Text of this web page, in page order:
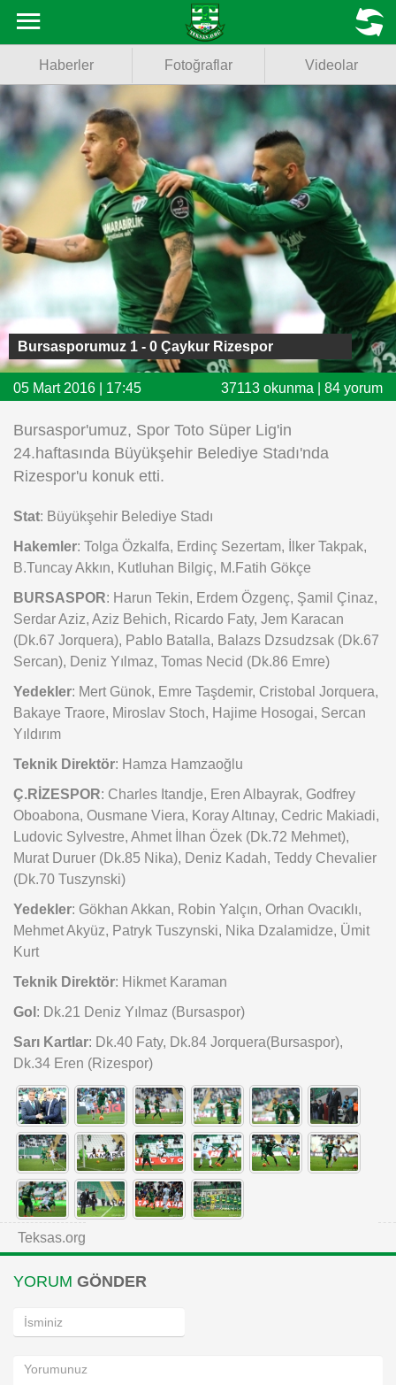
Fotoğraflar
Videolar
Basketbol
Voleybol
Puan Durumu
Fikstür
Facebook
Twitter
Instagram
Android
iOS
MENU
Haberler Fotoğraflar Videolar
Bursasporumuz 1 - 0 Çaykur Rizespor
05 Mart 2016 | 17:45 37113 okunma | 84 yorum
Bursaspor'umuz, Spor Toto Süper Lig'in
24.haftasında Büyükşehir Belediye Stadı'nda
Rizespor'u konuk etti.
Stat: Büyükşehir Belediye Stadı
Hakemler: Tolga Özkalfa, Erdinç Sezertam, İlker Takpak,
B.Tuncay Akkın, Kutluhan Bilgiç, M.Fatih Gökçe
BURSASPOR: Harun Tekin, Erdem Özgenç, Şamil Çinaz,
Serdar Aziz, Aziz Behich, Ricardo Faty, Jem Karacan
(Dk.67 Jorquera), Pablo Batalla, Balazs Dzsudzsak (Dk.67
Sercan), Deniz Yılmaz, Tomas Necid (Dk.86 Emre)
Yedekler: Mert Günok, Emre Taşdemir, Cristobal Jorquera,
Bakaye Traore, Miroslav Stoch, Hajime Hosogai, Sercan
Yıldırım
Teknik Direktör: Hamza Hamzaoğlu
Ç.RİZESPOR: Charles Itandje, Eren Albayrak, Godfrey
Oboabona, Ousmane Viera, Koray Altınay, Cedric Makiadi,
Ludovic Sylvestre, Ahmet İlhan Özek (Dk.72 Mehmet),
Murat Duruer (Dk.85 Nika), Deniz Kadah, Teddy Chevalier
(Dk.70 Tuszynski)
Yedekler: Gökhan Akkan, Robin Yalçın, Orhan Ovacıklı,
Mehmet Akyüz, Patryk Tuszynski, Nika Dzalamidze, Ümit
Kurt
Teknik Direktör: Hikmet Karaman
Gol: Dk.21 Deniz Yılmaz (Bursaspor)
Sarı Kartlar: Dk.40 Faty, Dk.84 Jorquera(Bursaspor),
Dk.34 Eren (Rizespor)
Teksas.org
YORUM GÖNDER